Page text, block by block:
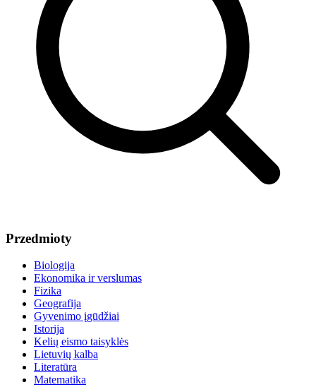
Przedmioty
Biologija
Ekonomika ir verslumas
Fizika
Geografija
Gyvenimo įgūdžiai
Istorija
Kelių eismo taisyklės
Lietuvių kalba
Literatūra
Matematika